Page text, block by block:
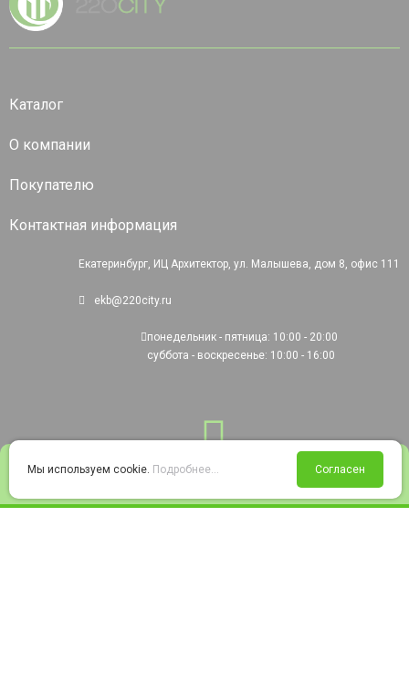
Войти Избранное Корзина
Каталог
О компании
Покупателю
Контактная информация
Екатеринбург, ИЦ Архитектор, ул. Малышева, дом 8, офис 111
ekb@220city.ru
понедельник - пятница: 10:00 - 20:00
суббота - воскресенье: 10:00 - 16:00
Мы используем cookie. Подробнее... Согласен